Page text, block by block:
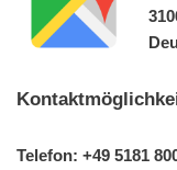
Telefon: +49 5181